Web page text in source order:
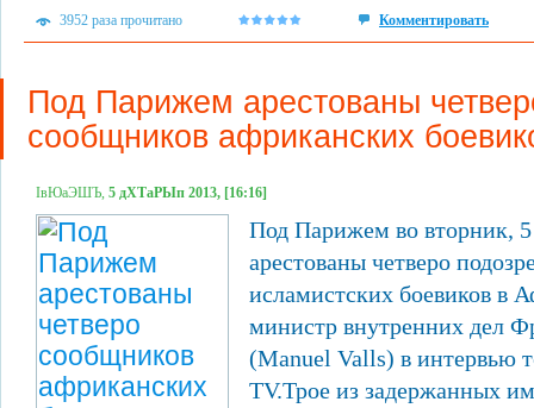
3952 раза прочитано Комментировать
Под Парижем арестованы
сообщников африканских
ІвЮаЭШЪ, 5 дХТаРЫп 2013, [16:16]
Под Парижем во вторник,
арестованы четверо
исламистских боевиков в
министр внутренних дел
(Manuel Valls) в интервью
TV.Трое из задержанных